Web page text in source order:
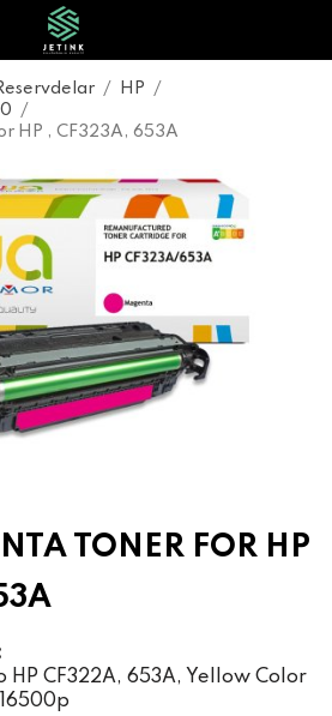
/ HP
/
/
HP , CF323A, 653A
TONER FOR HP
HP CF322A, 653A, Yellow Color